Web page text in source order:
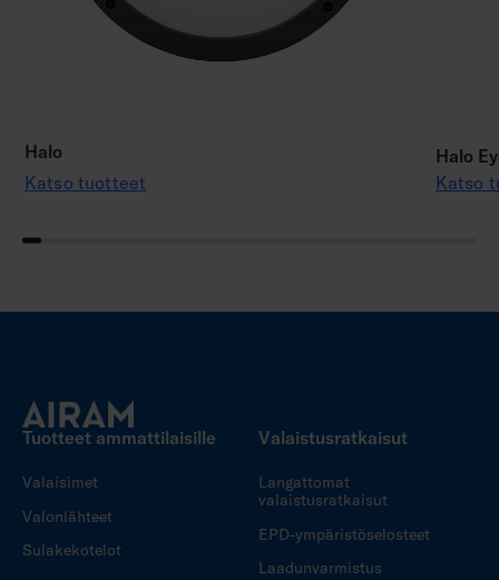
Halo
Katso tuotteet
Halo
Katso
Tuotteet ammattilaisille
Valaisimet
Valonlähteet
Sulakekotelot
Valaistusratkaisut
Langattomat
valaistusratkaisut
EPD-ympäristöselosteet
Laadunvarmistus